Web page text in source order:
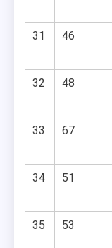
31 46
32 48
33 67
34 51
35 53